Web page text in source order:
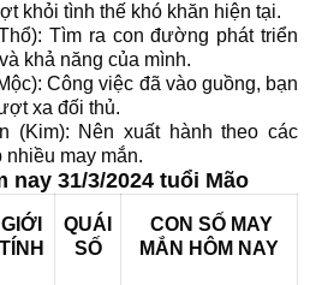
khỏi tình thế khó khăn hiện tại.
Tìm ra con đường phát triển
khả năng của mình.
Công việc đã vào guồng, bạn
xa đối thủ.
(Kim): Nên xuất hành theo các
may mắn.
nay 31/3/2024 tuổi Mão
GIỚI
TÍNH
QUÁI
SỐ
CON SỐ MAY
MẮN HÔM NAY